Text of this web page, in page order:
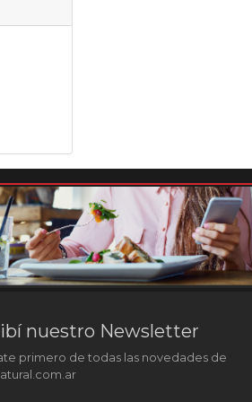
nuestro Newsletter
primero de todas las novedades de